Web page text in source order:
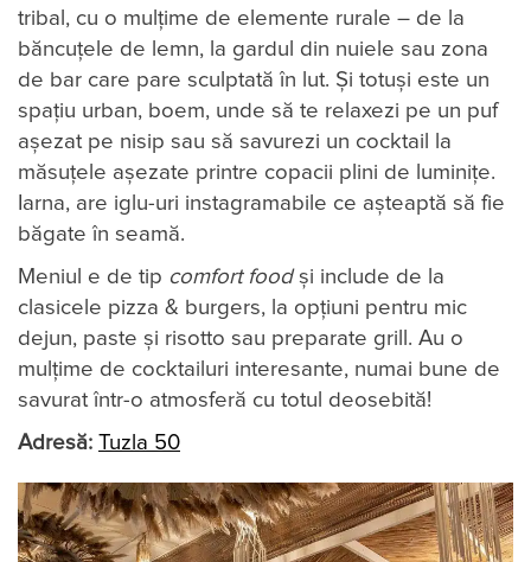
tribal, cu o mulțime de elemente rurale – de la
băncuțele de lemn, la gardul din nuiele sau zona
de bar care pare sculptată în lut. Și totuși este un
spațiu urban, boem, unde să te relaxezi pe un puf
așezat pe nisip sau să savurezi un cocktail la
măsuțele așezate printre copacii plini de luminițe.
Iarna, are iglu-uri instagramabile ce aşteaptă să fie
băgate în seamă.
Meniul e de tip comfort foodși include de la
clasicele pizza & burgers, la opțiuni pentru mic
dejun, paste și risotto sau preparate grill. Au o
mulțime de cocktailuri interesante, numai bune de
savurat într-o atmosferă cu totul deosebită!
Adresă: Tuzla 50